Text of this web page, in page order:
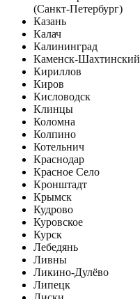
(Санкт-Петербург)
Казань
Калач
Калининград
Каменск-Шахтинский
Кириллов
Киров
Кисловодск
Клинцы
Коломна
Колпино
Котельнич
Краснодар
Красное Село
Кронштадт
Крымск
Кудрово
Куровское
Курск
Лебедянь
Ливны
Ликино-Дулёво
Липецк